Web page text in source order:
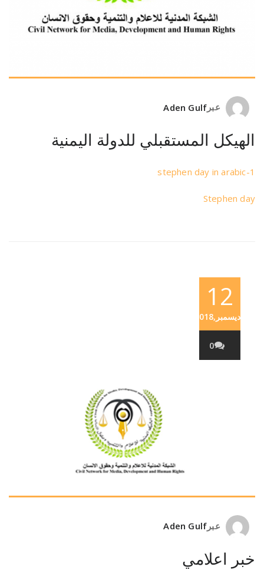
عبر Aden Gulf
الهيكل المستقبلي للدولة اليمنية
stephen day in arabic-1
Stephen day
12
ديسمبر,2018
0
عبر Aden Gulf
خبر اعلامي